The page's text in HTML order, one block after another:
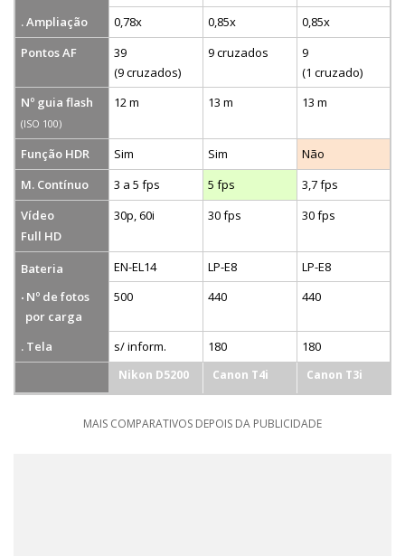
. Ampliação
0,78x 0,85x
0,85x
Pontos AF
39
(9 cruzados)
9 cruzados
9
(1 cruzado)
Nº guia flash
(ISO 100)
12 m 13 m 13 m
Função HDR Sim Sim
Não
M. Contínuo
3 a 5 fps 5 fps
3,7 fps
Vídeo
Full HD
30p, 60i 30 fps 30 fps
Bateria EN-EL14 LP-E8
LP-E8
Nº de fotos
por carga
500 440 440
. Tela s/ inform. 180 180
Nikon D5200 Canon T4i Canon T3i
MAIS COMPARATIVOS DEPOIS DA PUBLICIDADE